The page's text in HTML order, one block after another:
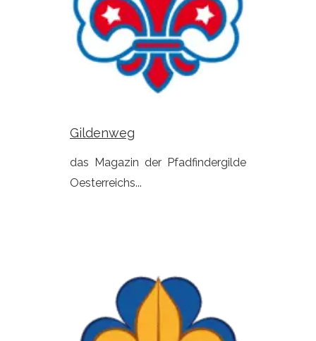
Gildenweg
das Magazin der Pfadfindergilde
Oesterreichs...